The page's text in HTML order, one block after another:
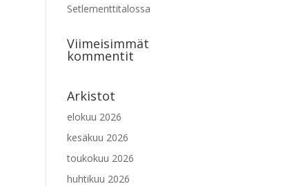
Setlementtitalossa
Viimeisimmät
kommentit
Arkistot
elokuu 2026
kesäkuu 2026
toukokuu 2026
huhtikuu 2026